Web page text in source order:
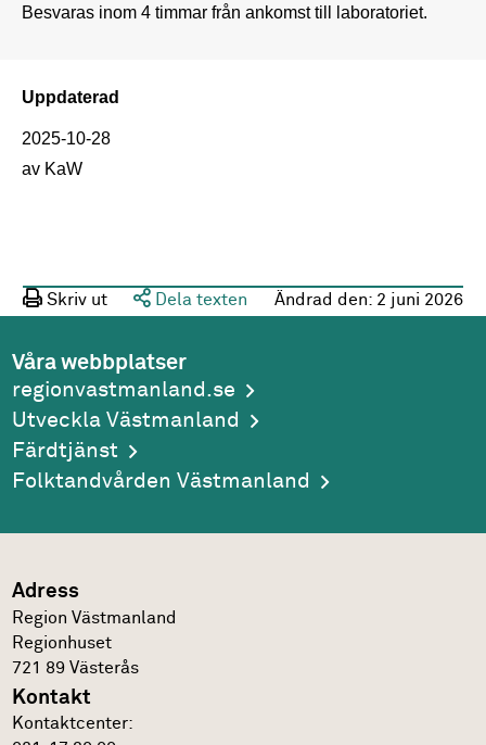
Besvaras inom 4 timmar från ankomst till laboratoriet.
Uppdaterad
2025-10-28
av KaW
Skriv ut Dela texten Ändrad den: 2 juni 2026
Våra webbplatser
regionvastmanland.se
Utveckla Västmanland
Färdtjänst
Folktandvården Västmanland
Adress
Region Västmanland
Regionhuset
721 89 Västerås
Kontakt
Kontakt­center: